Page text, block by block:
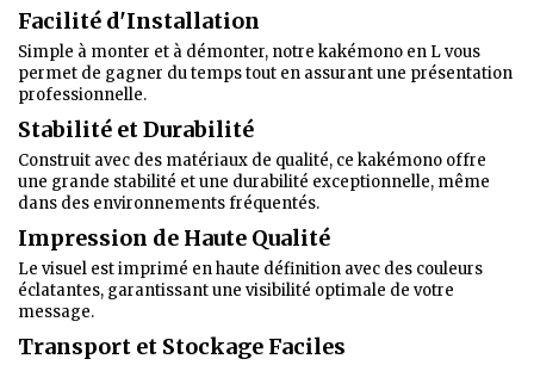
Facilité d'Installation
Simple à monter et à démonter, notre kakémono en L vous
permet de gagner du temps tout en assurant une présentation
professionnelle.
Stabilité et Durabilité
Construit avec des matériaux de qualité, ce kakémono offre
une grande stabilité et une durabilité exceptionnelle, même
dans des environnements fréquentés.
Impression de Haute Qualité
Le visuel est imprimé en haute définition avec des couleurs
éclatantes, garantissant une visibilité optimale de votre
message.
Transport et Stockage Faciles